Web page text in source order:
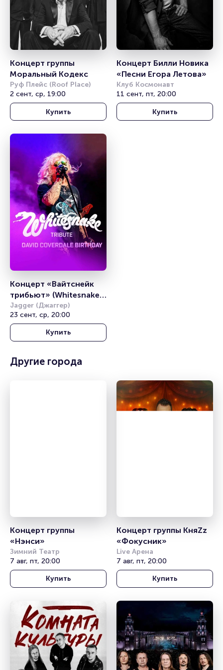
Концерт группы
Моральный Кодекс
Руф Плейс (Roof Place)
2 сент, ср, 19:00
Купить
Концерт Билли Новика
«Песни Егора Летова»
Клуб Космонавт
11 сент, пт, 20:00
Купить
Концерт «Вайтснейк
трибьют» (Whitesnake
tribute)
Jagger (Джаггер)
23 сент, ср, 20:00
Купить
Другие города
Концерт группы
«Нэнси»
Зимний Театр
7 авг, пт, 20:00
Купить
Концерт группы КняZz
«Фокусник»
Live Арена
7 авг, пт, 20:00
Купить